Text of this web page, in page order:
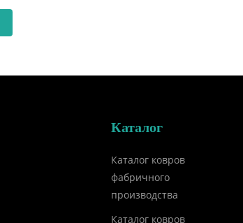
Каталог
Каталог ковров
фабричного
производства
Каталог ковров